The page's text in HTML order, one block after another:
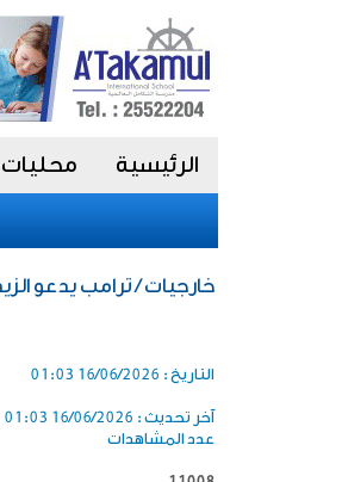
الرئيسية محليات
خارجيات / ترامب يدعو
التاريخ : 16/06/2026 01:03
آخر تحديث : 16/06/2026 01:03
عدد المشاهدات